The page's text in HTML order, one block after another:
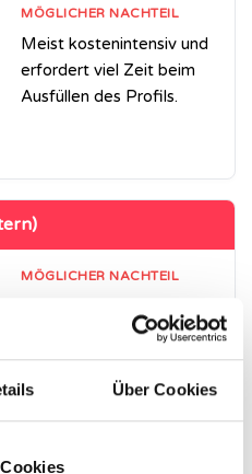
Über Cookies
MÖGLICHER NACHTEIL
Meist kostenintensiv und
erfordert viel Zeit beim
Ausfüllen des Profils.
MÖGLICHER NACHTEIL
werden und viele Profile
manuell durchsuchen.